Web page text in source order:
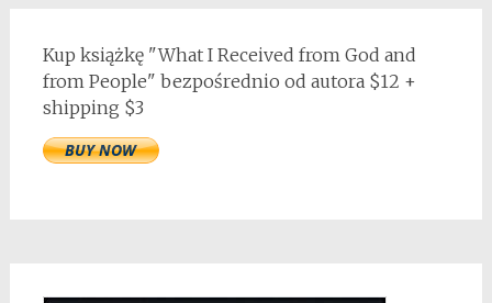
Kup książkę "What I Received from God and
from People" bezpośrednio od autora $12 +
shipping $3